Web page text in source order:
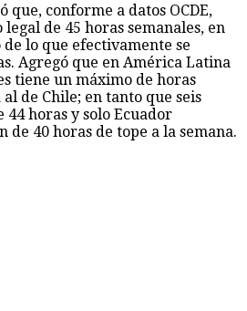
que, conforme a datos OCDE,
de 45 horas semanales, en
lo que efectivamente se
Agregó que en América Latina
tiene un máximo de horas
de Chile; en tanto que seis
horas y solo Ecuador
40 horas de tope a la semana.